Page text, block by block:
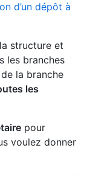
d’un dépôt à
structure et
les branches
la branche
les
pour
voulez donner